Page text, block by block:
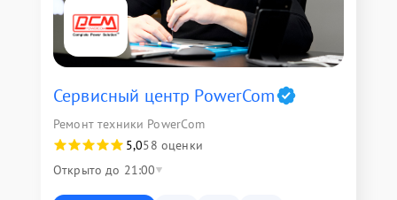
Сервисный центр PowerCom
Ремонт техники PowerCom
5,058 оценки
Открыто до 21:00